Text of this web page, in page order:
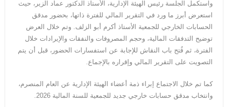
واستكمل الجلسة رئيس الهيئة الإدارية، الأستاذ الدكتور عماد الزير، حيث
استعرض أبرز ما ورد في التقرير المالي للفترة ذاتها، بحضور مدقق
الحسابات الخارجي للجمعية الأستاذ أكرم أبو الزلف. وتم خلال العرض
توضيح التدفقات المالية، وحجم المصروفات والنفقات والإيرادات خلال
الفترة، ثم فُتح باب النقاش للإجابة عن استفسارات الحضور، قبل أن يتم
التصويت على التقرير المالي وإقراره بالإجماع.
كما تم خلال الاجتماع إبراء ذمة أعضاء الهيئة الإدارية عن العام المنصرم،
وانتخاب مدقق حسابات خارجي جديد للجمعية للسنة المالية 2026.